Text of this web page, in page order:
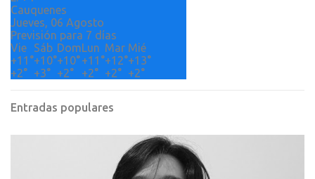
Cauquenes
Jueves, 06 Agosto
Previsión para 7 días
Vie
Sáb DomLun Mar Mié
+11°+10°+10°+11°+12°+13°
+2° +3° +2° +2° +2° +2°
Entradas populares